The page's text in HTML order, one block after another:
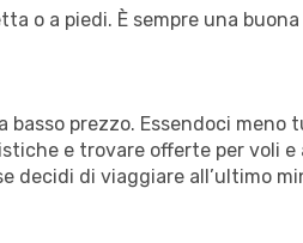
o a piedi. È sempre una
prezzo. Essendoci meno
e trovare offerte per voli e
decidi di viaggiare all’ultimo